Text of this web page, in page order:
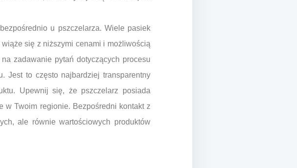
u pszczelarza. Wiele pasiek
się z niższymi cenami i możliwością
zadawanie pytań dotyczących procesu
Jest to często najbardziej transparentny
Upewnij się, że pszczelarz posiada
w Twoim regionie. Bezpośredni kontakt z
ale równie wartościowych produktów